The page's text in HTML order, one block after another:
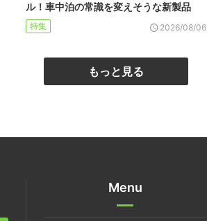
ル！車中泊の常識を変えそうな新製品
特集 2026/08/06
もっと見る
Menu